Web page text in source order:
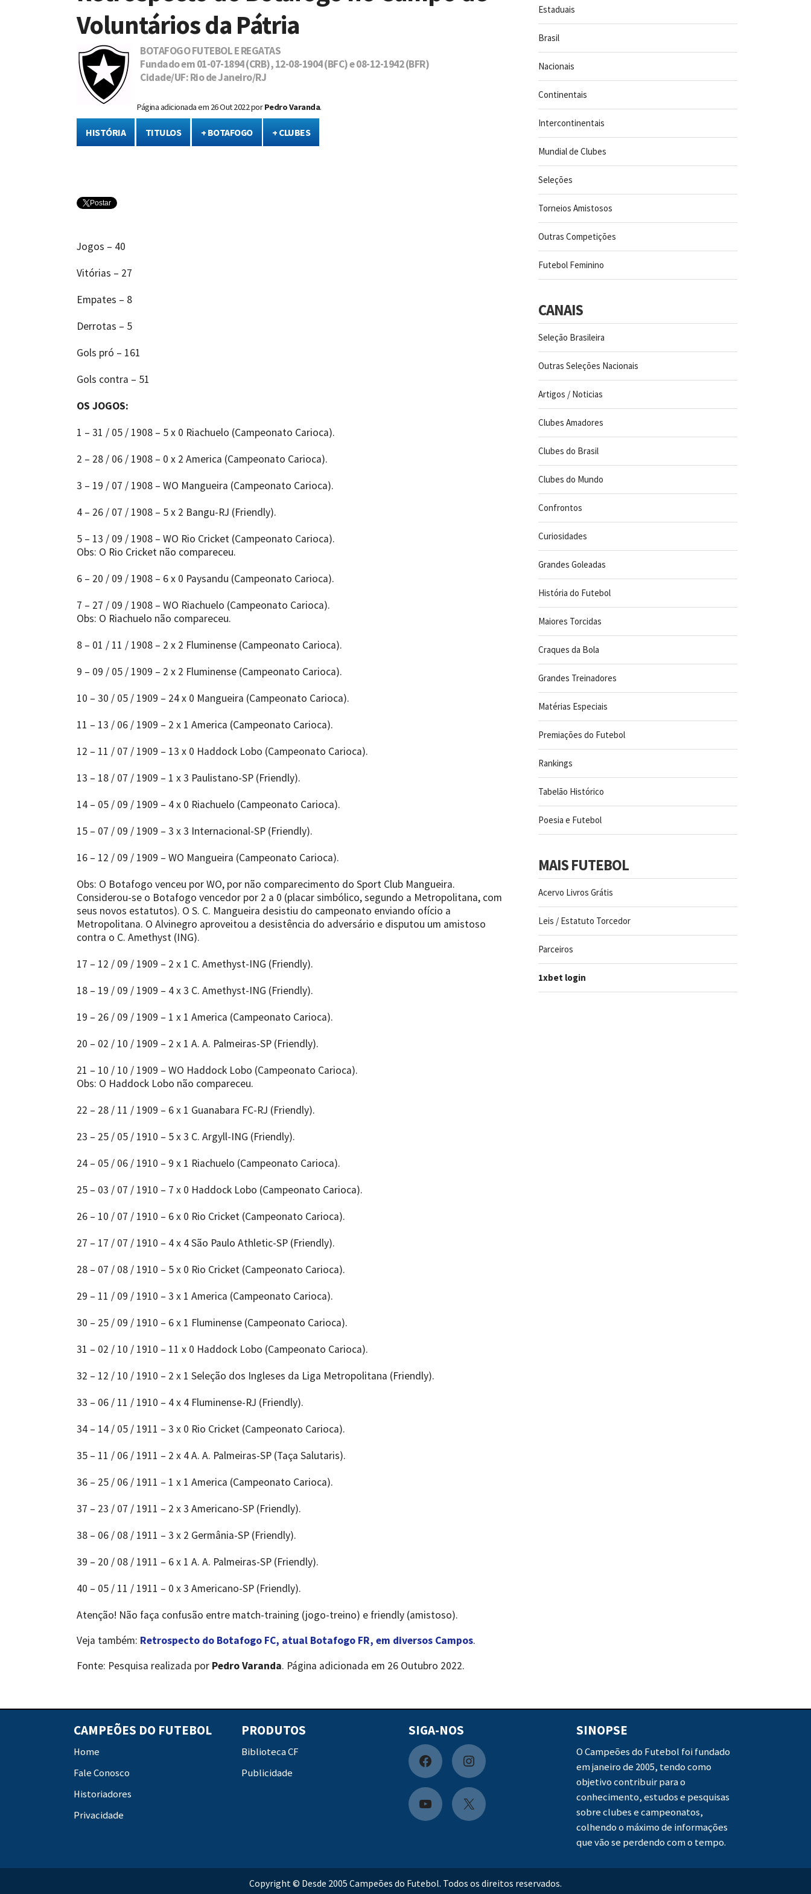
Voluntários da Pátria
BOTAFOGO FUTEBOL E REGATAS
Fundado em 01-07-1894 (CRB), 12-08-1904 (BFC) e 08-12-1942 (BFR)
Cidade/UF: Rio de Janeiro/RJ
Página adicionada em 26 Out 2022porPedro Varanda.
HISTÓRIA TITULOS + BOTAFOGO + CLUBES
Postar
Jogos – 40
Vitórias – 27
Empates – 8
Derrotas – 5
Gols pró – 161
Gols contra – 51
OS JOGOS:
1 – 31 / 05 / 1908 – 5 x 0 Riachuelo (Campeonato Carioca).
2 – 28 / 06 / 1908 – 0 x 2 America (Campeonato Carioca).
3 – 19 / 07 / 1908 – WO Mangueira (Campeonato Carioca).
4 – 26 / 07 / 1908 – 5 x 2 Bangu-RJ (Friendly).
5 – 13 / 09 / 1908 – WO Rio Cricket (Campeonato Carioca).
Obs: O Rio Cricket não compareceu.
6 – 20 / 09 / 1908 – 6 x 0 Paysandu (Campeonato Carioca).
7 – 27 / 09 / 1908 – WO Riachuelo (Campeonato Carioca).
Obs: O Riachuelo não compareceu.
8 – 01 / 11 / 1908 – 2 x 2 Fluminense (Campeonato Carioca).
9 – 09 / 05 / 1909 – 2 x 2 Fluminense (Campeonato Carioca).
10 – 30 / 05 / 1909 – 24 x 0 Mangueira (Campeonato Carioca).
11 – 13 / 06 / 1909 – 2 x 1 America (Campeonato Carioca).
12 – 11 / 07 / 1909 – 13 x 0 Haddock Lobo (Campeonato Carioca).
13 – 18 / 07 / 1909 – 1 x 3 Paulistano-SP (Friendly).
14 – 05 / 09 / 1909 – 4 x 0 Riachuelo (Campeonato Carioca).
15 – 07 / 09 / 1909 – 3 x 3 Internacional-SP (Friendly).
16 – 12 / 09 / 1909 – WO Mangueira (Campeonato Carioca).
Obs: O Botafogo venceu por WO, por não comparecimento do Sport Club Mangueira.
Considerou-se o Botafogo vencedor por 2 a 0 (placar simbólico, segundo a Metropolitana, com
seus novos estatutos). O S. C. Mangueira desistiu do campeonato enviando ofício a
Metropolitana. O Alvinegro aproveitou a desistência do adversário e disputou um amistoso
contra o C. Amethyst (ING).
17 – 12 / 09 / 1909 – 2 x 1 C. Amethyst-ING (Friendly).
18 – 19 / 09 / 1909 – 4 x 3 C. Amethyst-ING (Friendly).
19 – 26 / 09 / 1909 – 1 x 1 America (Campeonato Carioca).
20 – 02 / 10 / 1909 – 2 x 1 A. A. Palmeiras-SP (Friendly).
21 – 10 / 10 / 1909 – WO Haddock Lobo (Campeonato Carioca).
Obs: O Haddock Lobo não compareceu.
22 – 28 / 11 / 1909 – 6 x 1 Guanabara FC-RJ (Friendly).
23 – 25 / 05 / 1910 – 5 x 3 C. Argyll-ING (Friendly).
24 – 05 / 06 / 1910 – 9 x 1 Riachuelo (Campeonato Carioca).
25 – 03 / 07 / 1910 – 7 x 0 Haddock Lobo (Campeonato Carioca).
26 – 10 / 07 / 1910 – 6 x 0 Rio Cricket (Campeonato Carioca).
27 – 17 / 07 / 1910 – 4 x 4 São Paulo Athletic-SP (Friendly).
28 – 07 / 08 / 1910 – 5 x 0 Rio Cricket (Campeonato Carioca).
29 – 11 / 09 / 1910 – 3 x 1 America (Campeonato Carioca).
30 – 25 / 09 / 1910 – 6 x 1 Fluminense (Campeonato Carioca).
31 – 02 / 10 / 1910 – 11 x 0 Haddock Lobo (Campeonato Carioca).
32 – 12 / 10 / 1910 – 2 x 1 Seleção dos Ingleses da Liga Metropolitana (Friendly).
33 – 06 / 11 / 1910 – 4 x 4 Fluminense-RJ (Friendly).
34 – 14 / 05 / 1911 – 3 x 0 Rio Cricket (Campeonato Carioca).
35 – 11 / 06 / 1911 – 2 x 4 A. A. Palmeiras-SP (Taça Salutaris).
36 – 25 / 06 / 1911 – 1 x 1 America (Campeonato Carioca).
37 – 23 / 07 / 1911 – 2 x 3 Americano-SP (Friendly).
38 – 06 / 08 / 1911 – 3 x 2 Germânia-SP (Friendly).
39 – 20 / 08 / 1911 – 6 x 1 A. A. Palmeiras-SP (Friendly).
40 – 05 / 11 / 1911 – 0 x 3 Americano-SP (Friendly).
Atenção! Não faça confusão entre match-training (jogo-treino) e friendly (amistoso).
Veja também: Retrospecto do Botafogo FC, atual Botafogo FR, em diversos Campos.
Fonte: Pesquisa realizada por Pedro Varanda. Página adicionada em 26 Outubro 2022.
Estaduais
Brasil
Nacionais
Continentais
Intercontinentais
Mundial de Clubes
Seleções
Torneios Amistosos
Outras Competições
Futebol Feminino
CANAIS
Seleção Brasileira
Outras Seleções Nacionais
Artigos / Noticias
Clubes Amadores
Clubes do Brasil
Clubes do Mundo
Confrontos
Curiosidades
Grandes Goleadas
História do Futebol
Maiores Torcidas
Craques da Bola
Grandes Treinadores
Matérias Especiais
Premiações do Futebol
Rankings
Tabelão Histórico
Poesia e Futebol
MAIS FUTEBOL
Acervo Livros Grátis
Leis / Estatuto Torcedor
Parceiros
1xbet login
CAMPEÕES DO FUTEBOL
Home
Fale Conosco
Historiadores
Privacidade
PRODUTOS
Biblioteca CF
Publicidade
SIGA-NOS
F
a
c
o
I
n
s
g
Y
X
SINOPSE
O Campeões do Futebol foi fundado
em janeiro de 2005, tendo como
objetivo contribuir para o
conhecimento, estudos e pesquisas
sobre clubes e campeonatos,
colhendo o máximo de informações
que vão se perdendo com o tempo.
Copyright © Desde 2005 Campeões do Futebol. Todos os direitos reservados.